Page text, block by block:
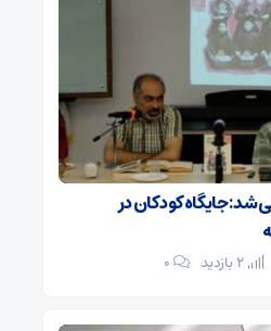
شد: جایگاه کودکان در
۰